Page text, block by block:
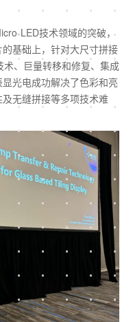
LED技术领域的突破，
基础上，针对大尺寸拼接
、巨量转移和修复、集成
光电成功解决了色彩和亮
无缝拼接等多项技术难